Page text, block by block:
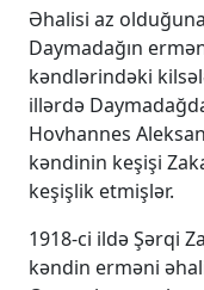
Əhalisi az
Daymadağın
kəndlərindəki
illərdə
Hovhannes
kəndinin keşişi
keşişlik etmişlər.
1918-ci ildə Şərqi
kəndin erməni